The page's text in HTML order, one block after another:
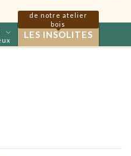
LES INSOLITES
de notre atelier
bois